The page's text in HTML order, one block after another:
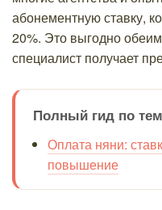
абонементную ставку,
20%. Это выгодно
специалист получает
Полный гид по
Оплата няни:
повышение